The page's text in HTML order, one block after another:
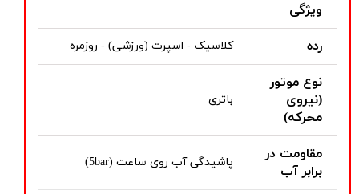
ویژگی –
رده کلاسیک - اسپرت (ورزشی) - روزمره
نوع موتور
(نیروی
محرکه)
باتری
مقاومت در
برابر آب
پاشیدگی آب روی ساعت (5bar)